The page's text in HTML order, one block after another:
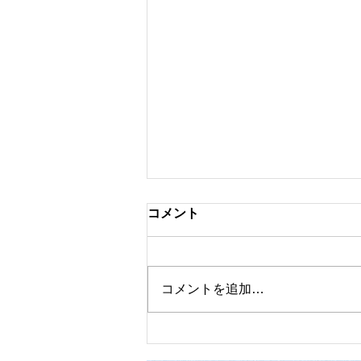
＊クチャショップ開店です！
コメント
コメントを追加…